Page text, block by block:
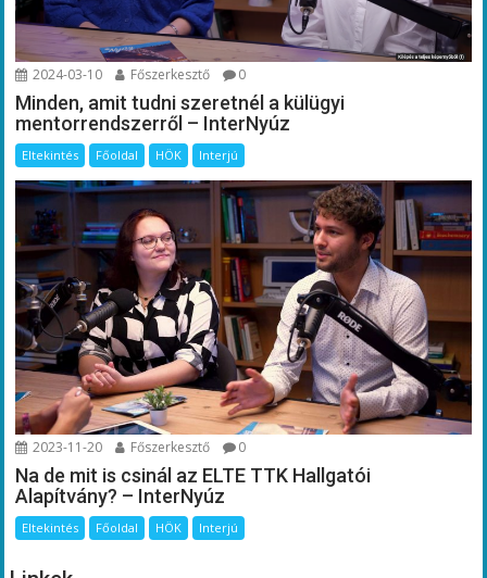
2024-03-10 Főszerkesztő 0
Minden, amit tudni szeretnél a külügyi
mentorrendszerről – InterNyúz
Eltekintés Főoldal HÖK Interjú
2023-11-20 Főszerkesztő 0
Na de mit is csinál az ELTE TTK Hallgatói
Alapítvány? – InterNyúz
Eltekintés Főoldal HÖK Interjú